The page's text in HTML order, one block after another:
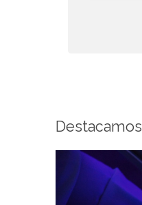
Destacamos